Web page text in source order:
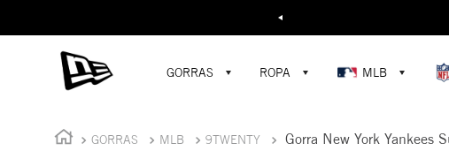
Buscar...
GORRAS ROPA MLB
GORRAS MLB 9TWENTY Gorra New York Yankees